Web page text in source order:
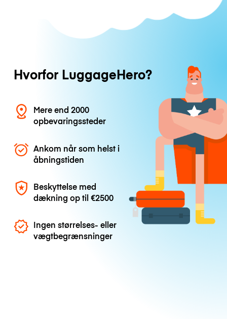
Hvorfor LuggageHero?
Mere end 2000
opbevaringssteder
Ankom når som helst i
åbningstiden
Beskyttelse med
dækning op til€2500
Ingen størrelses- eller
vægtbegrænsninger